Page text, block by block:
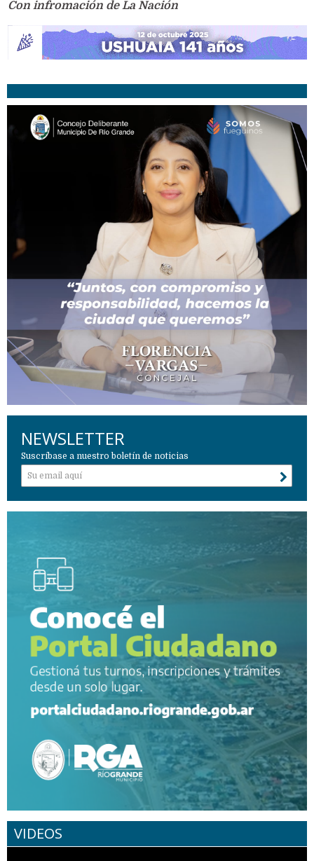
Con infromación de La Nación
NEWSLETTER
Suscríbase a nuestro boletín de noticias
VIDEOS